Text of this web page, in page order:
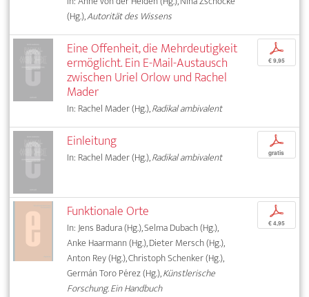
(Hg.),Autorität des Wissens
Eine Offenheit, die Mehrdeutigkeit
ermöglicht. Ein E-Mail-Austausch
zwischen Uriel Orlow und Rachel
Mader
In: Rachel Mader (Hg.),Radikal ambivalent
p
€ 9,95
Einleitung
In: Rachel Mader (Hg.),Radikal ambivalent
p
gratis
Funktionale Orte
In: Jens Badura (Hg.), Selma Dubach (Hg.),
Anke Haarmann (Hg.), Dieter Mersch (Hg.),
Anton Rey (Hg.), Christoph Schenker (Hg.),
Germán Toro Pérez (Hg.),Künstlerische
Forschung. Ein Handbuch
p
€ 4,95